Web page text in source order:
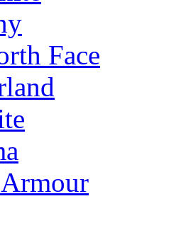
Face